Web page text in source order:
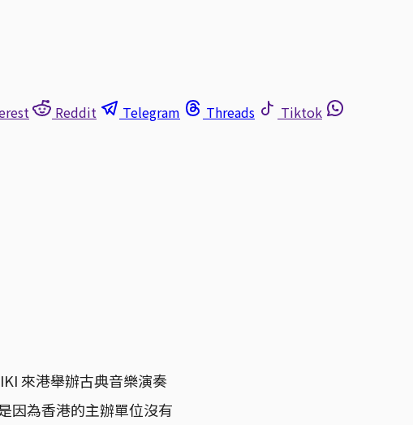
Reddit Telegram Threads
Tiktok
來港舉辦古典音樂演奏
因為香港的主辦單位沒有